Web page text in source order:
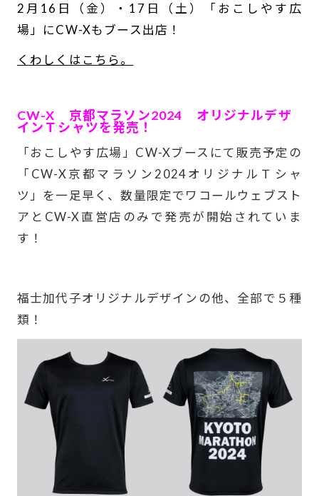
ブランドについて
ユーザーボイス 愛用者の声
SHOPLIST SIZE CHART
FAQ CW-X U.S.A
2月16日（金）・17日（土）「おこしやす広
場」にCW-Xもブース出店！
くわしくはこちら。
CW-X 京都マラソン2024 オリジナルデザ
インＴシャツを発売！
「おこしやす広場」CW-Xブースにて販売予定の
「CW-X京都マラソン2024オリジナルＴシャ
ツ」を一足早く、数量限定でワコールウェブスト
アとCW-X直営店のみで発売が開始されていま
す！
福士加代子オリジナルデザインの他、全部で５種
類！